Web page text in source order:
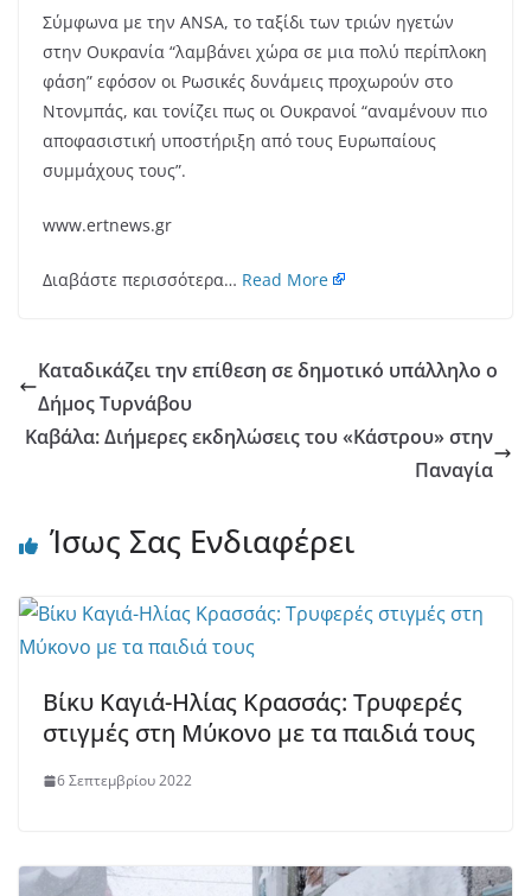
Σύμφωνα με την ANSA, το ταξίδι των τριών ηγετών
στην Ουκρανία “λαμβάνει χώρα σε μια πολύ περίπλοκη
φάση” εφόσον οι Ρωσικές δυνάμεις προχωρούν στο
Ντονμπάς, και τονίζει πως οι Ουκρανοί “αναμένουν πιο
αποφασιστική υποστήριξη από τους Ευρωπαίους
συμμάχους τους”.
www.ertnews.gr
Διαβάστε περισσότερα… Read More
Kαταδικάζει την επίθεση σε δημοτικό υπάλληλο ο
Δήμος Τυρνάβου
Καβάλα: Διήμερες εκδηλώσεις του «Κάστρου» στην
Παναγία
Ίσως Σας Ενδιαφέρει
Βίκυ Καγιά-Ηλίας Κρασσάς: Τρυφερές
στιγμές στη Μύκονο με τα παιδιά τους
6 Σεπτεμβρίου 2022